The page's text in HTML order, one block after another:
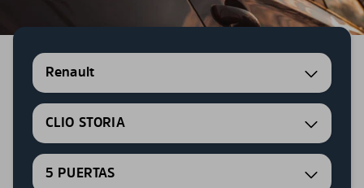
Renault
CLIO STORIA
5 PUERTAS